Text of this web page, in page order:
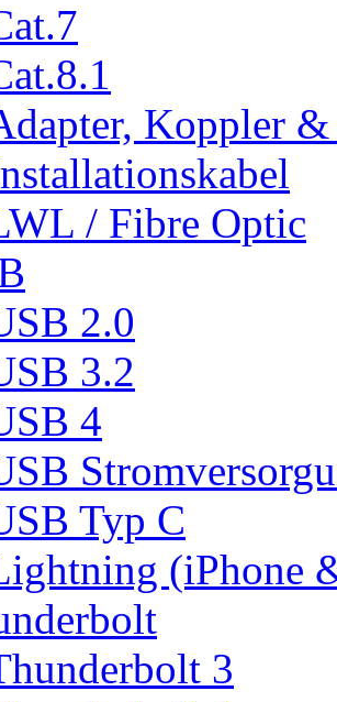
Koppler &
/ Fibre Optic
2.0
3.2
4
Typ C
(iPhone
3